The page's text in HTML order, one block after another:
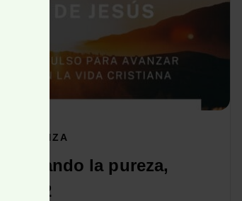
ENSEÑANZA
Cultivando la pureza,
Parte 2